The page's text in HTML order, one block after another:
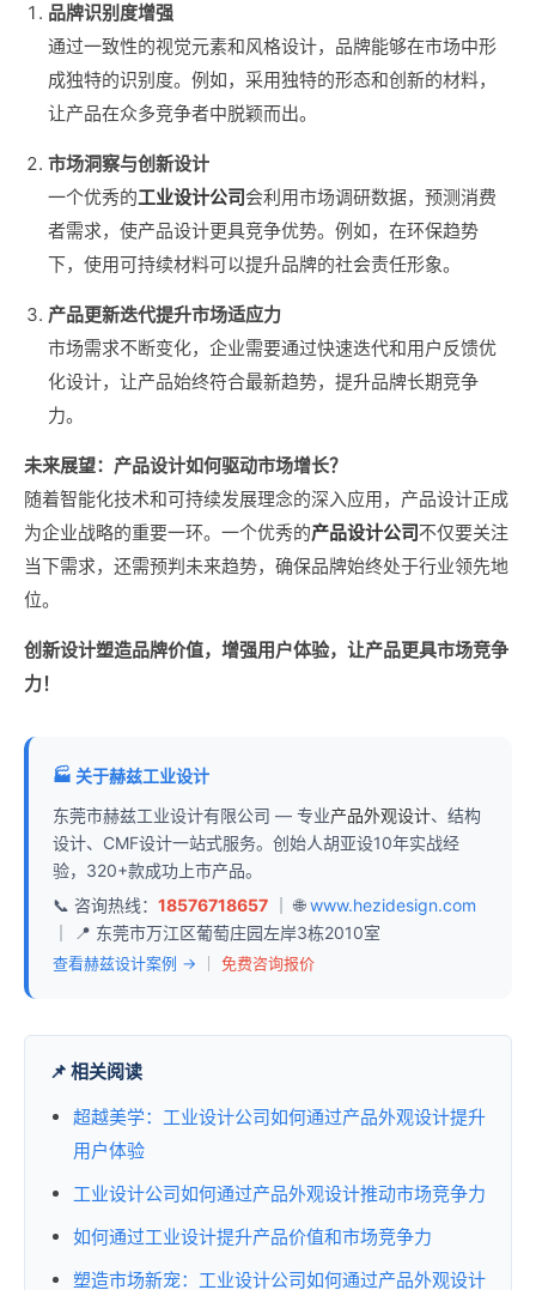
品牌识别度增强
通过一致性的视觉元素和风格设计，品牌能够在市场中形
成独特的识别度。例如，采用独特的形态和创新的材料，
让产品在众多竞争者中脱颖而出。
市场洞察与创新设计
一个优秀的工业设计公司会利用市场调研数据，预测消费
者需求，使产品设计更具竞争优势。例如，在环保趋势
下，使用可持续材料可以提升品牌的社会责任形象。
产品更新迭代提升市场适应力
市场需求不断变化，企业需要通过快速迭代和用户反馈优
化设计，让产品始终符合最新趋势，提升品牌长期竞争
力。
未来展望：产品设计如何驱动市场增长？
随着智能化技术和可持续发展理念的深入应用，产品设计正成
为企业战略的重要一环。一个优秀的产品设计公司不仅要关注
当下需求，还需预判未来趋势，确保品牌始终处于行业领先地
位。
创新设计塑造品牌价值，增强用户体验，让产品更具市场竞争
力！
🏭 关于赫兹工业设计
东莞市赫兹工业设计有限公司 — 专业产品外观设计、结构
设计、CMF设计一站式服务。创始人胡亚设10年实战经
验，320+款成功上市产品。
📞 咨询热线： 18576718657 ｜ 🌐www.hezidesign.com
｜ 📍 东莞市万江区葡萄庄园左岸3栋2010室
查看赫兹设计案例 → 免费咨询报价
📌 相关阅读
超越美学：工业设计公司如何通过产品外观设计提升
用户体验
工业设计公司如何通过产品外观设计推动市场竞争力
如何通过工业设计提升产品价值和市场竞争力
塑造市场新宠：工业设计公司如何通过产品外观设计